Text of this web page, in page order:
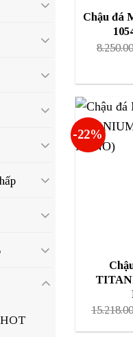
Chậu đá
-22%